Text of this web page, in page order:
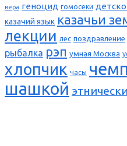
вера геноцид гомосеки
казачий язык казачьи
лекции лес поздравление
рыбалка рэп умная Москва
хлопчик часы
шашкой